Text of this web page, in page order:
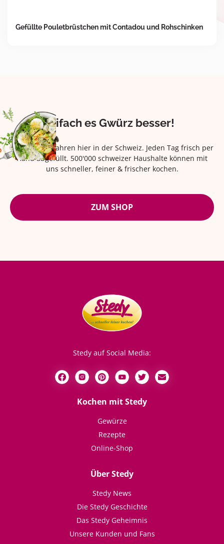
Gefüllte Pouletbrüstchen mit Contadou und Rohschinken
Eifach es Gwürz besser!
Seit über 42 Jahren hier in der Schweiz. Jeden Tag frisch per
Hand abgefüllt. 500'000 schweizer Haushalte können mit
uns schneller, feiner & frischer kochen.
ZUM SHOP
Stedy auf Social Media:
Kochen mit Stedy
Gewürze
Rezepte
Online-Shop
Über Stedy
Stedy News
Die Stedy Geschichte
Das Stedy Geheimnis
Unsere Kunden und Fans